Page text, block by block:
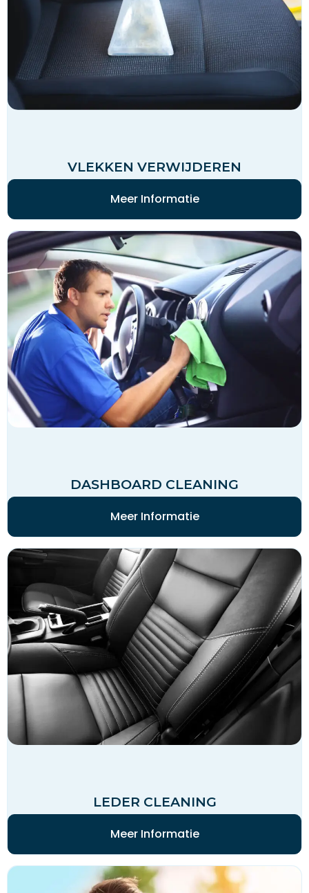
VLEKKEN VERWIJDEREN
Meer Informatie
DASHBOARD CLEANING
Meer Informatie
LEDER CLEANING
Meer Informatie